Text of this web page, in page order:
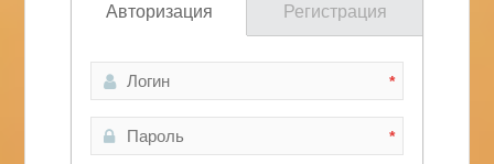
Авторизация Регистрация
*
*